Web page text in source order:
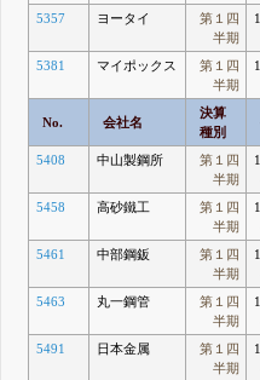
5357 ヨータイ
第１四
半期
5381 マイポックス
第１四
半期
No. 会社名
決算
種別
5408 中山製鋼所
第１四
半期
5458 高砂鐵工
第１四
半期
5461 中部鋼鈑
第１四
半期
5463 丸一鋼管
第１四
半期
5491 日本金属
第１四
半期